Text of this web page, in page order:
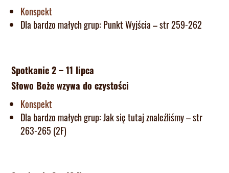
Konspekt
Dla bardzo małych grup: Punkt Wyjścia – str 259-262
Spotkanie 2 – 11 lipca
Słowo Boże wzywa do czystości
Konspekt
Dla bardzo małych grup: Jak się tutaj znaleźliśmy – str
263-265 (2F)